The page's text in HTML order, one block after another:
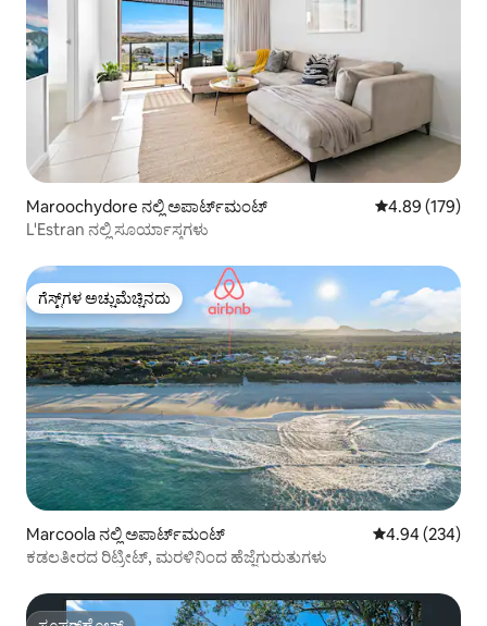
Maroochydore ನಲ್ಲಿ ಅಪಾರ್ಟ್‌ಮಂಟ್ 5 ರಲ್ಲಿ 4.89
4.89 (179)
L'Estran ನಲ್ಲಿ ಸೂರ್ಯಾಸ್ತಗಳು
ಗೆಸ್ಟ್‌ಗಳ ಅಚ್ಚುಮೆಚ್ಚಿನದು
ಗೆಸ್ಟ್‌ಗಳ ಅಚ್ಚುಮೆಚ್ಚಿನದು
Marcoola ನಲ್ಲಿ ಅಪಾರ್ಟ್‌ಮಂಟ್ 5 ರಲ್ಲಿ 4.94
4.94 (234)
ಕಡಲತೀರದ ರಿಟ್ರೀಟ್, ಮರಳಿನಿಂದ ಹೆಜ್ಜೆಗುರುತುಗಳು